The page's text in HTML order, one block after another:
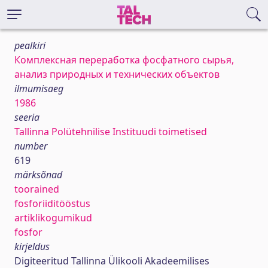
pealkiri
Комплексная переработка фосфатного сырья,
анализ природных и технических объектов
ilmumisaeg
1986
seeria
Tallinna Polütehnilise Instituudi toimetised
number
619
märksõnad
toorained
fosforiiditööstus
artiklikogumikud
fosfor
kirjeldus
Digiteeritud Tallinna Ülikooli Akadeemilises